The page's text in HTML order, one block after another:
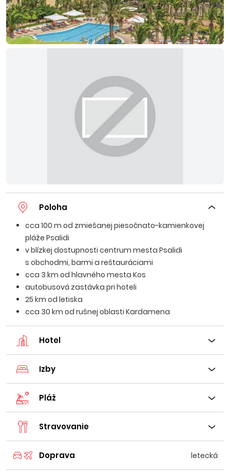
Poloha
cca 100 m od zmiešanej piesočnato-kamienkovej
pláže Psalidi
v blízkej dostupnosti centrum mesta Psalidi
s obchodmi, barmi a reštauráciami
cca 3 km od hlavného mesta Kos
autobusová zastávka pri hoteli
25 km od letiska
cca 30 km od rušnej oblasti Kardamena
Hotel
Izby
Pláž
Stravovanie
Doprava letecká